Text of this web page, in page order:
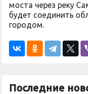
моста через реку
будет соединить
городом.
Последние